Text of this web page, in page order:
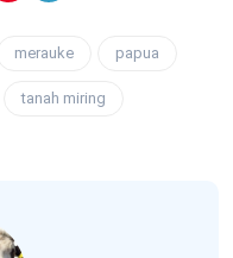
merauke papua
tanah miring